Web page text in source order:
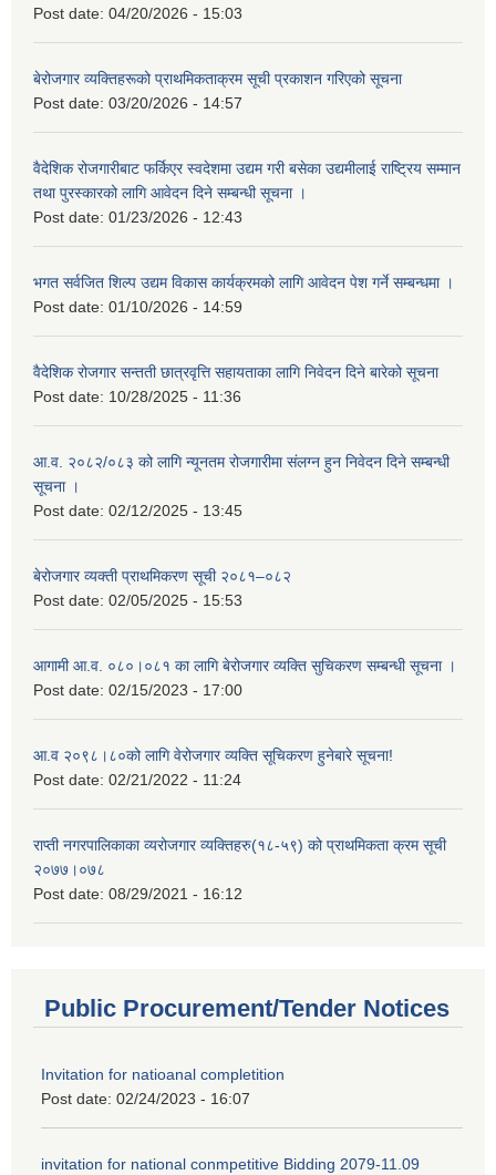
Post date: 04/20/2026 - 15:03
बेरोजगार व्यक्तिहरूको प्राथमिकताक्रम सूची प्रकाशन गरिएको सूचना
Post date: 03/20/2026 - 14:57
वैदेशिक रोजगारीबाट फर्किएर स्वदेशमा उद्यम गरी बसेका उद्यमीलाई राष्ट्रिय सम्मान
तथा पुरस्कारको लागि आवेदन दिने सम्बन्धी सूचना ।
Post date: 01/23/2026 - 12:43
भगत सर्वजित शिल्प उद्यम विकास कार्यक्रमको लागि आवेदन पेश गर्ने सम्बन्धमा ।
Post date: 01/10/2026 - 14:59
वैदेशिक रोजगार सन्तती छात्रवृत्ति सहायताका लागि निवेदन दिने बारेको सूचना
Post date: 10/28/2025 - 11:36
आ.व. २०८२/०८३ को लागि न्यूनतम रोजगारीमा संलग्न हुन निवेदन दिने सम्बन्धी
सूचना ।
Post date: 02/12/2025 - 13:45
बेरोजगार व्यक्ती प्राथमिकरण सूची २०८१–०८२
Post date: 02/05/2025 - 15:53
आगामी आ.व. ०८०।०८१ का लागि बेरोजगार व्यक्ति सुचिकरण सम्बन्धी सूचना ।
Post date: 02/15/2023 - 17:00
आ.व २०९८।८०को लागि वेरोजगार व्यक्ति सूचिकरण हुनेबारे सूचना!
Post date: 02/21/2022 - 11:24
राप्ती नगरपालिकाका व्यरोजगार व्यक्तिहरु(१८-५९) को प्राथमिकता क्रम सूची
२०७७।०७८
Post date: 08/29/2021 - 16:12
Public Procurement/Tender Notices
Invitation for natioanal completition
Post date: 02/24/2023 - 16:07
invitation for national conmpetitive Bidding 2079-11.09